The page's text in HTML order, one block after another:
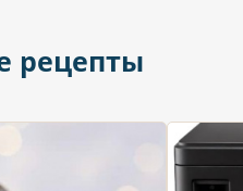
рецепты